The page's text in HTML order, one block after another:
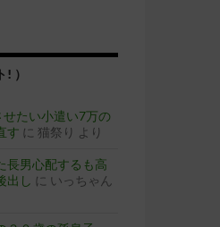
）
たい小遣い7万の
す に 猫祭り より
長男心配するも高
出し に いっちゃん